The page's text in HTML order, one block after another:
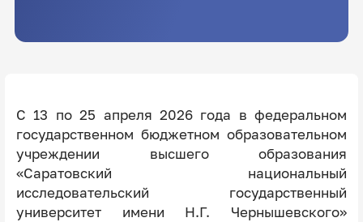
С 13 по 25 апреля 2026 года в федеральном
государственном бюджетном образовательном
учреждении высшего образования
«Саратовский национальный
исследовательский государственный
университет имени Н.Г. Чернышевского»